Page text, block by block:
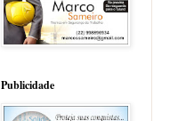
Publicidade